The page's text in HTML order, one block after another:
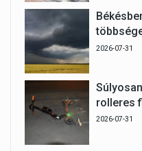
2026-07-31
rolleres
2026-07-31